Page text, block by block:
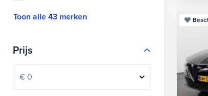
Toon alle 43 merken
Prijs